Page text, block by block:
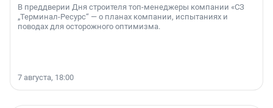
В преддверии Дня строителя топ-менеджеры компании «СЗ
„Терминал-Ресурс“ — о планах компании, испытаниях и
поводах для осторожного оптимизма.
7 августа, 18:00